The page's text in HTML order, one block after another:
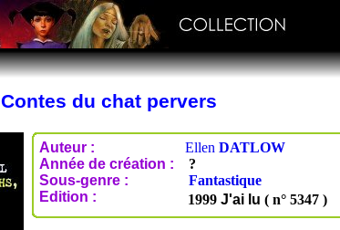
Contes du chat pervers
Auteur : Ellen DATLOW
Année de création :
?
Sous-genre :
Fantastique
Edition :
1999 J'ai lu ( n° 5347 )